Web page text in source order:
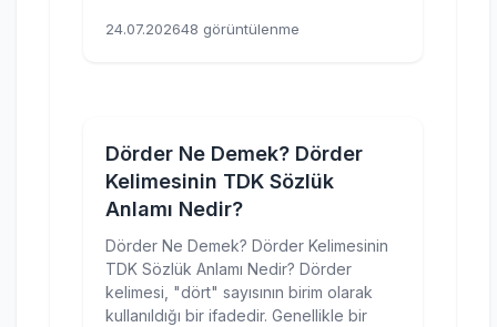
24.07.202648 görüntülenme
Dörder Ne Demek? Dörder
Kelimesinin TDK Sözlük
Anlamı Nedir?
Dörder Ne Demek? Dörder Kelimesinin
TDK Sözlük Anlamı Nedir? Dörder
kelimesi, "dört" sayısının birim olarak
kullanıldığı bir ifadedir. Genellikle bir